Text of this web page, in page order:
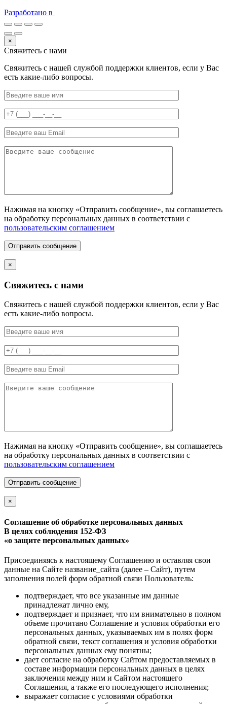
Разработано в
×
Свяжитесь с нами
Свяжитесь с нашей службой поддержки клиентов, если у Вас
есть какие-либо вопросы.
Нажимая на кнопку «Отправить сообщение», вы соглашаетесь
на обработку персональных данных в соответствии с
пользовательским соглашением
Отправить сообщение
×
Свяжитесь с нами
Свяжитесь с нашей службой поддержки клиентов, если у Вас
есть какие-либо вопросы.
Нажимая на кнопку «Отправить сообщение», вы соглашаетесь
на обработку персональных данных в соответствии с
пользовательским соглашением
Отправить сообщение
×
Соглашение об обработке персональных данных
В целях соблюдения 152-ФЗ
«о защите персональных данных»
Присоединяясь к настоящему Соглашению и оставляя свои
данные на Сайте название_сайта (далее – Сайт), путем
заполнения полей форм обратной связи Пользователь:
подтверждает, что все указанные им данные
принадлежат лично ему,
подтверждает и признает, что им внимательно в полном
объеме прочитано Соглашение и условия обработки его
персональных данных, указываемых им в полях форм
обратной связи, текст соглашения и условия обработки
персональных данных ему понятны;
дает согласие на обработку Сайтом предоставляемых в
составе информации персональных данных в целях
заключения между ним и Сайтом настоящего
Соглашения, а также его последующего исполнения;
выражает согласие с условиями обработки